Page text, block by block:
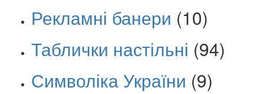
Рекламні банери (10)
Таблички настільні (94)
Символіка України (9)